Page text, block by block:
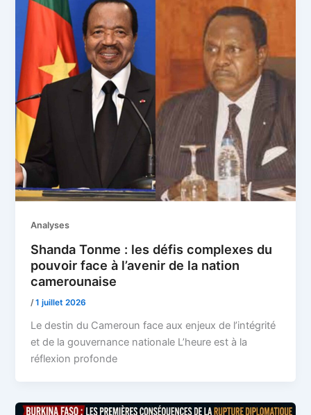
Analyses
Shanda Tonme : les défis complexes du
pouvoir face à l’avenir de la nation
camerounaise
/1 juillet 2026
Le destin du Cameroun face aux enjeux de l’intégrité
et de la gouvernance nationale L’heure est à la
réflexion profonde